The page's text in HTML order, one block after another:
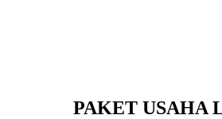
PAKET USAHA